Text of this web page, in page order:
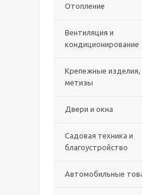
Отопление
Вентиляция и
кондиционирование
Крепежные изделия,
метизы
Двери и окна
Садовая техника и
благоустройство
Автомобильные